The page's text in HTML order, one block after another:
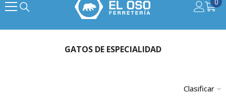
GATOS DE ESPECIALIDAD
Clasificar